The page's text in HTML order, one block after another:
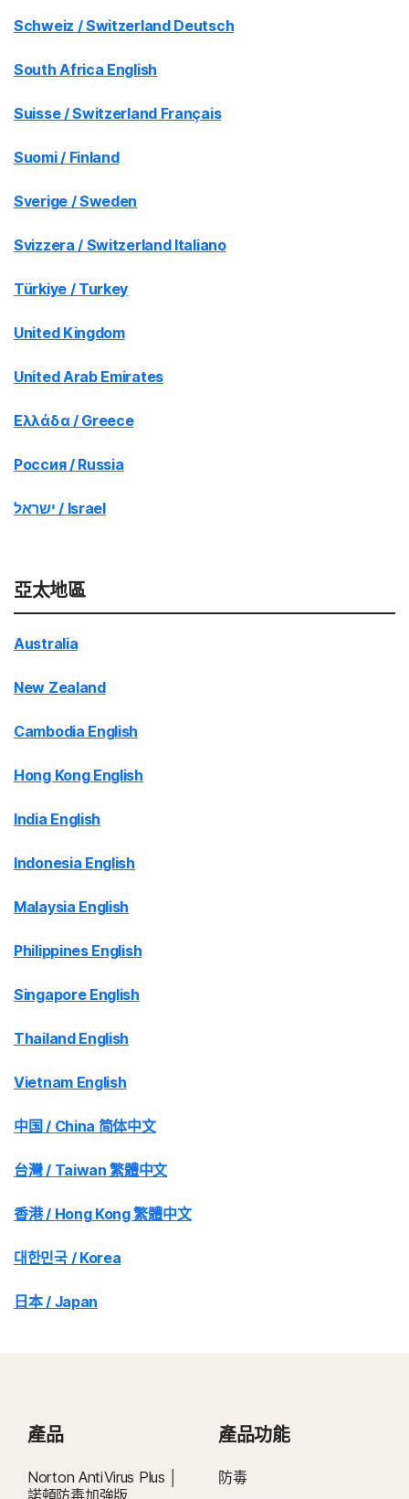
Schweiz / Switzerland Deutsch
South Africa English
Suisse / Switzerland Français
Suomi / Finland
Sverige / Sweden
Svizzera / Switzerland Italiano
Türkiye / Turkey
United Kingdom
United Arab Emirates
Ελλάδα / Greece
Россия / Russia
ישראל / Israel
亞太地區
Australia
New Zealand
Cambodia English
Hong Kong English
India English
Indonesia English
Malaysia English
Philippines English
Singapore English
Thailand English
Vietnam English
中国 / China 简体中文
台灣 / Taiwan 繁體中文
香港 / Hong Kong 繁體中文
대한민국 / Korea
日本 / Japan
產品
Norton AntiVirus Plus │
諾頓防毒加強版
產品功能
防毒